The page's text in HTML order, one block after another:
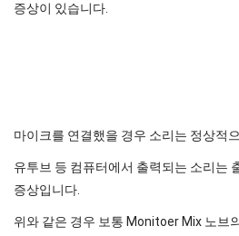
증상이 있습니다.
마이크를 연결했을 경우 소리는 정상적
유투브 등 컴퓨터에서 출력되는 소리는
증상입니다.
위와 같은 경우 보통 Monitoer Mix 노브